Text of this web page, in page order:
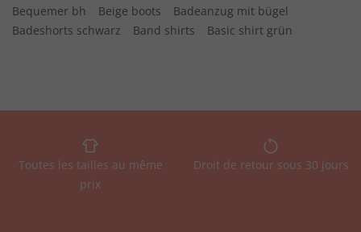
Bequemer bh
Beige boots
Badeanzug mit bügel
Badeshorts schwarz
Band shirts Basic shirt grün
Toutes les tailles au même
prix
Droit de retour sous 30 jours